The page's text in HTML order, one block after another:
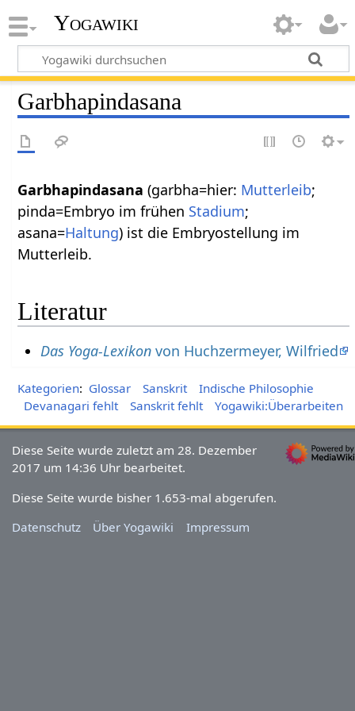
Yogawiki
Garbhapindasana
Garbhapindasana (garbha=hier: Mutterleib;
pinda=Embryo im frühen Stadium;
asana=Haltung) ist die Embryostellung im
Mutterleib.
Literatur
Das Yoga-Lexikonvon Huchzermeyer, Wilfried
Kategorien: Glossar Sanskrit
Indische Philosophie
Devanagari fehlt
Sanskrit fehlt Yogawiki:Überarbeiten
Diese Seite wurde zuletzt am 28. Dezember
2017 um 14:36 Uhr bearbeitet.
Diese Seite wurde bisher 1.653-mal abgerufen.
Datenschutz
Über Yogawiki Impressum